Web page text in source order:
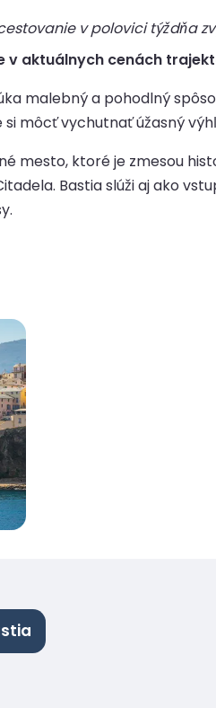
v polovici týždňa
v aktuálnych cenách
malebný a pohodlný
môcť vychutnať úžasný
mesto, ktoré je zmesou
Bastia slúži aj ako